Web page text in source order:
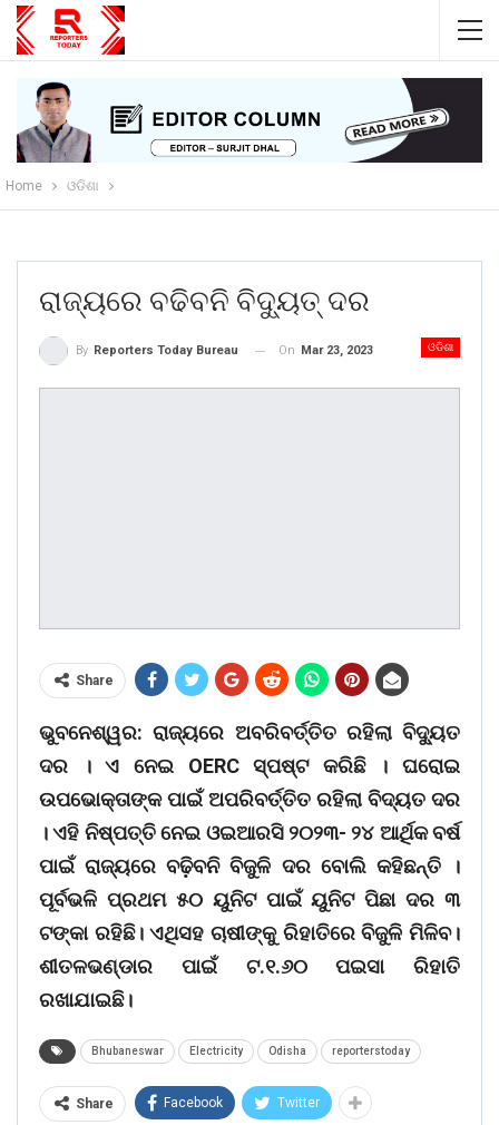
Home ଓଡିଶା
ରାଜ୍ୟରେ ବଢିବନି ବିଦ୍ୟୁତ୍ ଦର
ଓଡିଶା
By Reporters Today Bureau On Mar 23, 2023
Share
ଭୁବନେଶ୍ୱର: ରାଜ୍ୟରେ ଅବରିବର୍ତ୍ତିତ ରହିଲା ବିଦ୍ୟୁତ
ଦର । ଏ ନେଇ OERC ସ୍ପଷ୍ଟ କରିଛି । ଘରୋଇ
ଉପଭୋକ୍ତାଙ୍କ ପାଇଁ ଅପରିବର୍ତ୍ତିତ ରହିଲା ବିଦ୍ୟତ ଦର
। ଏହି ନିଷ୍ପତ୍ତି ନେଇ ଓଇଆରସି ୨୦୨୩- ୨୪ ଆର୍ଥିକ ବର୍ଷ
ପାଇଁ ରାଜ୍ୟରେ ବଢ଼ିବନି ବିଜୁଳି ଦର ବୋଲି କହିଛନ୍ତି ।
ପୂର୍ବଭଳି ପ୍ରଥମ ୫୦ ୟୁନିଟ ପାଇଁ ୟୁନିଟ ପିଛା ଦର ୩
ଟଙ୍କା ରହିଛି। ଏଥିସହ ଚାଷୀଙ୍କୁ ରିହାତିରେ ବିଜୁଳି ମିଳିବ।
ଶୀତଳଭଣ୍ଡାର ପାଇଁ ଟ.୧.୬୦ ପଇସା ରିହାତି
ରଖାଯାଇଛି।
Bhubaneswar Electricity Odisha reporterstoday
Share Facebook Twitter